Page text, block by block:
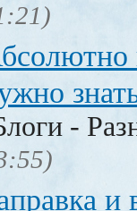
-
и